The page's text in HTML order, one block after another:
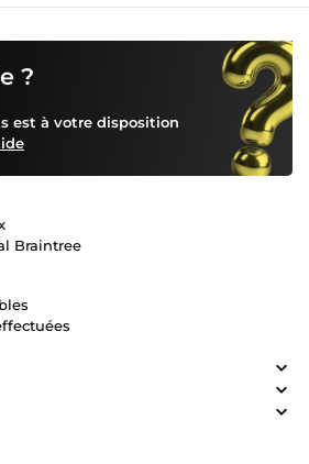
?
est à votre disposition
Braintree